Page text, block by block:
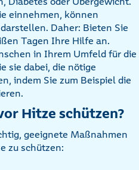
einnehmen, können
Daher: Bieten Sie
Tagen Ihre Hilfe an.
in Ihrem Umfeld für die
sie dabei, die nötige
indem Sie zum Beispiel die
Hitze schützen?
geeignete Maßnahmen
zu schützen: